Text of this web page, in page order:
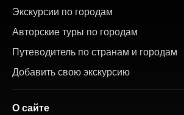
Экскурсии по городам
Авторские туры по городам
Путеводитель по странам и городам
Добавить свою экскурсию
О сайте